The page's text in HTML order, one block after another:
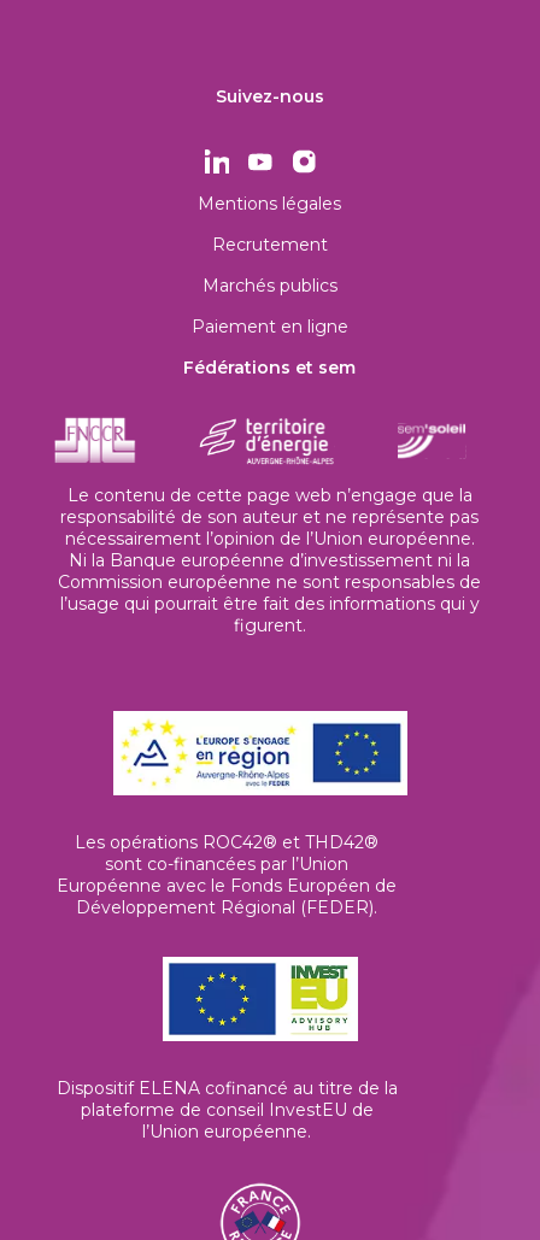
Suivez-nous
Mentions légales
Recrutement
Marchés publics
Paiement en ligne
Fédérations et sem
Le contenu de cette page web n’engage que la
responsabilité de son auteur et ne représente pas
nécessairement l’opinion de l’Union européenne.
Ni la Banque européenne d’investissement ni la
Commission européenne ne sont responsables de
l’usage qui pourrait être fait des informations qui y
figurent.
Les opérations ROC42® et THD42®
sont co-financées par l’Union
Européenne avec le Fonds Européen de
Développement Régional (FEDER).
Dispositif ELENA cofinancé au titre de la
plateforme de conseil InvestEU de
l’Union européenne.